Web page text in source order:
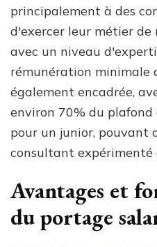
principalement à des
d'exercer leur métier
avec un niveau
rémunération minimale
également encadrée,
environ 70% du plafond
pour un junior, pouvant
consultant expérimenté
Avantages et
du portage